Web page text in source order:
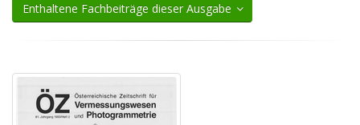
Enthaltene Fachbeiträge dieser Ausgabe